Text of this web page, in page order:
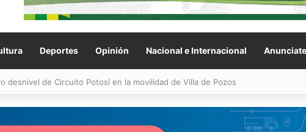
Deportes Opinión Nacional e Internacional Anunciate
en incendios forestales y de pastizales